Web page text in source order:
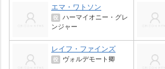
エマ・ワトソン
役 ハーマイオニー・グレ
ンジャー
レイフ・ファインズ
役 ヴォルデモート卿